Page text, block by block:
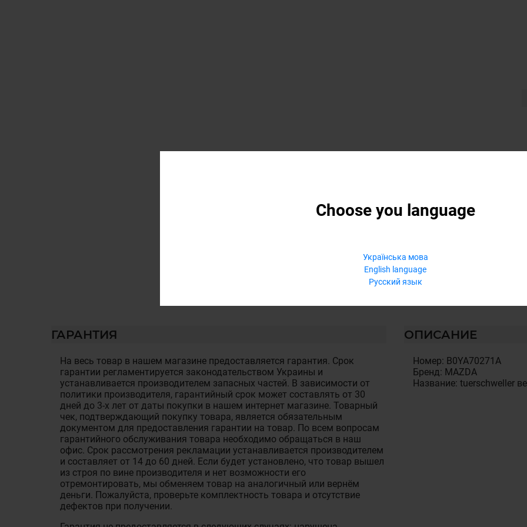
Choose you language
Українська мова
English language
Русский язык
ГАРАНТИЯ
На весь товар в нашем магазине предоставляется гарантия. Срок
гарантии регламентируется законодательством Украины и
устанавливается производителем запасных частей. В зависимости от
политики производителя, гарантийный срок может составлять от 30
дней до 3-х лет от даты покупки в нашем интернет магазине. Товарный
чек, подтверждающий покупку товара, является обязательным
документом для предоставления гарантии на товар. По всем вопросам
гарантийного обслуживания товара необходимо обращаться в наш
офис. Срок рассмотрения рекламации устанавливается производителем
и составляет от 14 до 60 дней. Если будет установлено, что товар вышел
из строя по вине производителя и нет возможности его
отремонтировать, мы обменяем товар на аналогичный или вернём
деньги. Пожалуйста, проверьте комплектность товара и отсутствие
дефектов при получении.
ОПИСАНИЕ
Номер: B0YA70271A
Бренд: MAZDA
Название: tuerschweller